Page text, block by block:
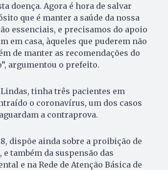
doença. Agora é hora de salvar
que é manter a saúde da nossa
essenciais, e precisamos do apoio
em casa, àqueles que puderem não
de manter as recomendações do
argumentou o prefeito.
tinha três pacientes em
o coronavírus, um dos casos
a contraprova.
dispõe ainda sobre a proibição de
também da suspensão das
e na Rede de Atenção Básica de